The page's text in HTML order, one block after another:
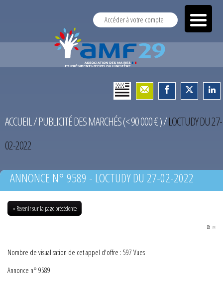
Accéder à votre compte
ACCUEIL/PUBLICITÉ DES MARCHÉS (< 90 000 € )/LOCTUDY DU 27-
02-2022
ANNONCE N° 9589 - LOCTUDY DU 27-02-2022
« Revenir sur la page précédente
PDF
Nombre de visualisation de cet appel d'offre : 597 Vues
Annonce n° 9589